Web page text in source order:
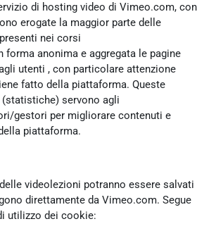
di hosting video di Vimeo.com, con
erogate la maggior parte delle
nei corsi
forma anonima e aggregata le pagine
utenti , con particolare attenzione
fatto della piattaforma. Queste
servono agli
gestori per migliorare contenuti e
piattaforma.
videolezioni potranno essere salvati
direttamente da Vimeo.com. Segue
utilizzo dei cookie: